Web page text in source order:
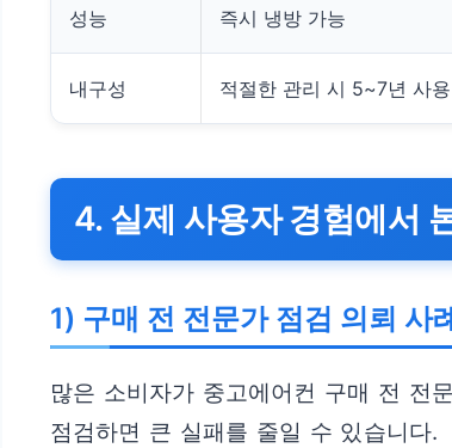
성능 즉시 냉방 가능
내구성 적절한 관리 시 5~7년 사
4. 실제 사용자 경험에서
1) 구매 전 전문가 점검 의뢰 사
많은 소비자가 중고에어컨 구매 전 전
점검하면 큰 실패를 줄일 수 있습니다.